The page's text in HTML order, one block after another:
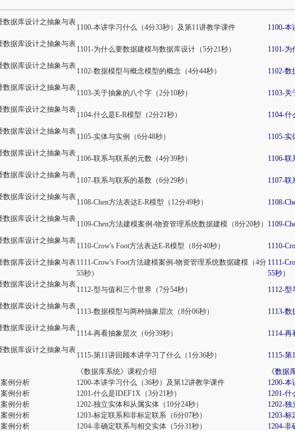
数据库设计之抽象与表
1100-本讲学习什么（4分33秒）及第11讲教学课件
1100-本
数据库设计之抽象与表
1101-为什么要数据建模与数据库设计（5分21秒）
1101-为
数据库设计之抽象与表
1102-数据模型与概念模型的概念（4分44秒）
1102-数
数据库设计之抽象与表
1103-关于抽象的八个字（2分10秒）
1103-关
数据库设计之抽象与表
1104-什么是E-R模型（2分21秒）
1104-什
数据库设计之抽象与表
1105-实体与实例（6分48秒）
1105-实
数据库设计之抽象与表
1106-联系与联系的元数（4分39秒）
1106-联
数据库设计之抽象与表
1107-联系与联系的基数（6分29秒）
1107-联
数据库设计之抽象与表
1108-Chen方法表达E-R模型（12分49秒）
1108-
数据库设计之抽象与表
1109-Chen方法建模案例-物资管理系统数据建模（8分20秒） 1109-
数据库设计之抽象与表
1110-Crow's Foot方法表达E-R模型（8分40秒）
1110-
数据库设计之抽象与表1111-Crow's Foot方法建模案例-物资管理系统数据建模（4分
55秒）
1111-
55秒）
数据库设计之抽象与表
1112-型与值和三个世界（7分54秒）
1112-型
数据库设计之抽象与表
1113-数据模型与两种抽象层次（8分06秒）
1113-数
数据库设计之抽象与表
1114-再看抽象层次（6分39秒）
1114-再
数据库设计之抽象与表
1115-第11讲回顾本讲学习了什么（1分36秒）
1115-第
《数据库系统》课程介绍
《数据
例分析
1200-本讲学习什么（36秒）及第12讲教学课件
1200-本
例分析
1201-什么是IDEF1X（3分21秒）
1201-什
例分析
1202-独立实体和从属实体（10分24秒）
1202-独
例分析
1203-标定联系和非标定联系（6分07秒）
1203-标
例分析
1204-非确定联系与相交实体（5分31秒）
1204-非